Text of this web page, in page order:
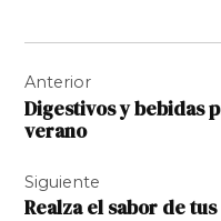
de
entradas
Anterior
Digestivos y bebidas
verano
Siguiente
Realza el sabor de